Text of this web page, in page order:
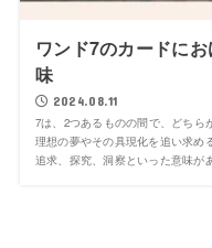
ワンド7のカードに
味
2024.08.11
7は、2つあるものの間で、どちら
理想の夢やその具現化を追い求め
追求、探究、洞察といった意味が